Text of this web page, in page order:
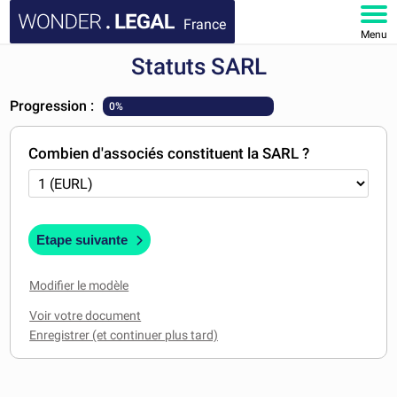
France
Menu
DOCUMENTS
FAQ
Statuts SARL
Progression : 0%
Combien d'associés constituent la SARL ?
Etape suivante
Modifier le modèle
Voir votre document